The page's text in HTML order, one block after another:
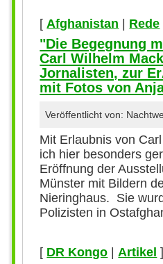
[ Afghanistan | Rede
"Die Begegnung
Carl Wilhelm
Jornalisten, zur
mit Fotos von
Veröffentlicht von:
Mit Erlaubnis von
ich hier besonders
Eröffnung der
Münster mit Bildern
Nieringhaus. Sie
Polizisten in
[ DR Kongo | Artikel